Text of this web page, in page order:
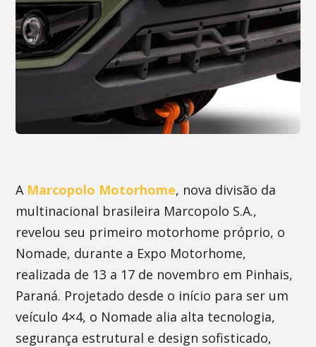
A Marcopolo Motorhome, nova divisão da
multinacional brasileira Marcopolo S.A.,
revelou seu primeiro motorhome próprio, o
Nomade, durante a Expo Motorhome,
realizada de 13 a 17 de novembro em Pinhais,
Paraná. Projetado desde o início para ser um
veículo 4×4, o Nomade alia alta tecnologia,
segurança estrutural e design sofisticado,